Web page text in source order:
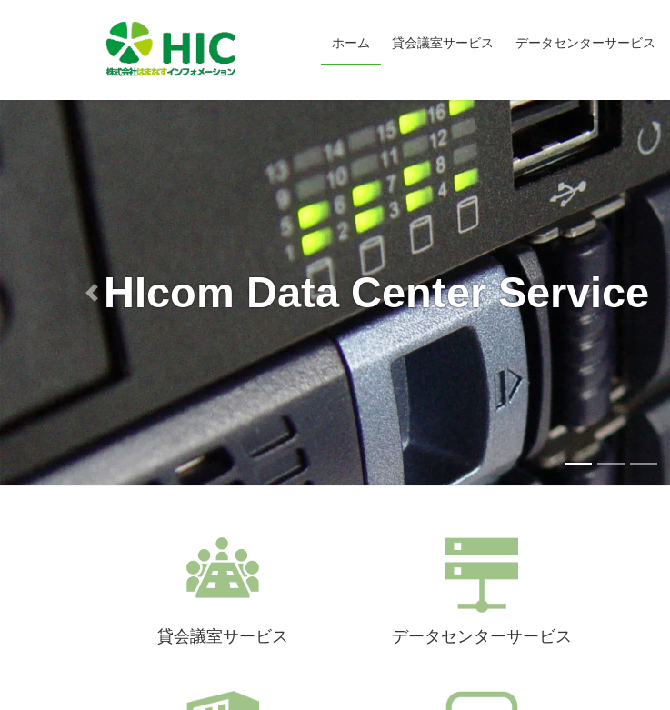
ツ
へ
ス
キ
ッ
シ
ョ
ン
に
移
ホーム 貸会議室サービス データセンターサービス
HIcom Data Center Service
貸会議室サービス データセンターサービス